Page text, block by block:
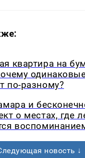
квартира на
по-разному?
и
о местах, где
новость ↓